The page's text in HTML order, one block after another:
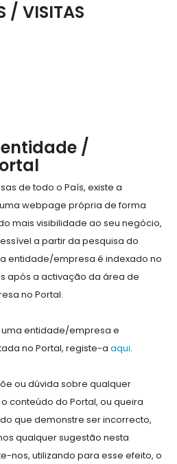
/ VISITAS
/
de todo o País, existe a
webpage própria de forma
mais visibilidade ao seu negócio,
a partir da pesquisa do
entidade/empresa é indexado no
após a activação da área de
no Portal.
entidade/empresa e
no Portal, registe-a aqui.
ou dúvida sobre qualquer
conteúdo do Portal, ou queira
que demonstre ser incorrecto,
qualquer sugestão nesta
nos, utilizando para esse efeito, o